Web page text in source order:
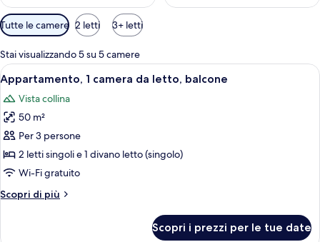
Filtri
disponibili
per
le
camere
Tutte le camere 2 letti 3+ letti
Stai visualizzando 5 su 5 camere
Apri
tutte
le
foto
per
Appartamento,
1
da
7
Appartamento, 1 camera da letto, balcone
Vista collina
50 m²
Per 3 persone
2 letti singoli e 1 divano letto (singolo)
Wi-Fi gratuito
Scopri di più
Altri
Scopri i prezzi per le tue date